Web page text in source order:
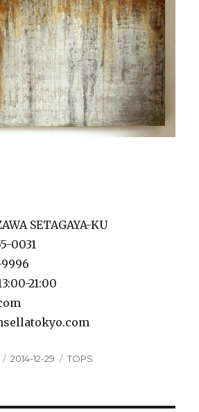
SETAGAYA-KU
0031
21:00
Posted
2014-12-29 Categories
TOPS